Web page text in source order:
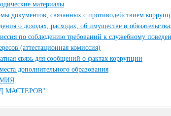
материалы
документов, связанных с противодействием
о доходах, расходах, об имуществе и
по соблюдению требований к служебному
(аттестационная комиссия)
связь для сообщений о фактах коррупции
дополнительного образования
МАСТЕРОВ"